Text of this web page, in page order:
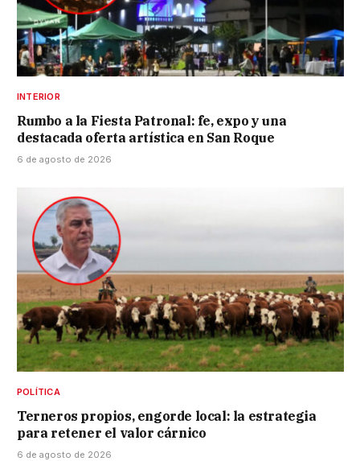
INTERIOR
Rumbo a la Fiesta Patronal: fe, expo y una
destacada oferta artística en San Roque
6 de agosto de 2026
POLÍTICA
Terneros propios, engorde local: la estrategia
para retener el valor cárnico
6 de agosto de 2026